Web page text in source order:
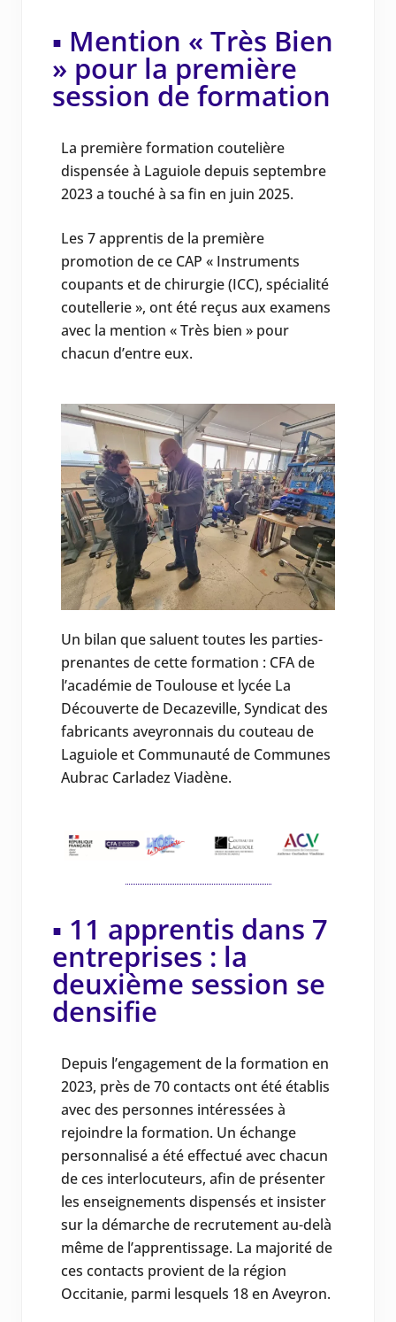
▪️ Mention « Très Bien
» pour la première
session de formation
La première formation coutelière
dispensée à Laguiole depuis septembre
2023 a touché à sa fin en juin 2025.
Les 7 apprentis de la première
promotion de ce CAP « Instruments
coupants et de chirurgie (ICC), spécialité
coutellerie », ont été reçus aux examens
avec la mention « Très bien » pour
chacun d’entre eux.
Un bilan que saluent toutes les parties-
prenantes de cette formation : CFA de
l’académie de Toulouse et lycée La
Découverte de Decazeville, Syndicat des
fabricants aveyronnais du couteau de
Laguiole et Communauté de Communes
Aubrac Carladez Viadène.
▪️ 11 apprentis dans 7
entreprises : la
deuxième session se
densifie
Depuis l’engagement de la formation en
2023, près de 70 contacts ont été établis
avec des personnes intéressées à
rejoindre la formation. Un échange
personnalisé a été effectué avec chacun
de ces interlocuteurs, afin de présenter
les enseignements dispensés et insister
sur la démarche de recrutement au-delà
même de l’apprentissage. La majorité de
ces contacts provient de la région
Occitanie, parmi lesquels 18 en Aveyron.